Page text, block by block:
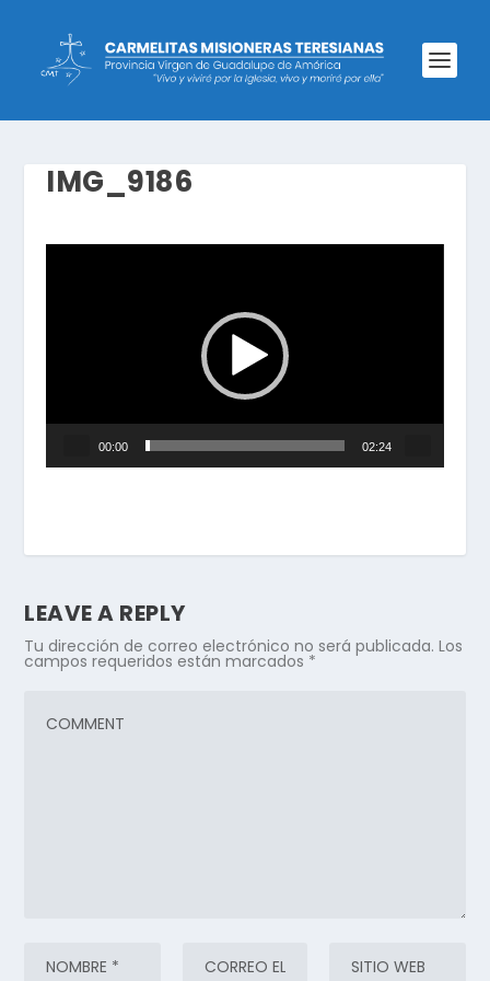
IMG_9186
00:00 02:24
LEAVE A REPLY
Tu dirección de correo electrónico no será publicada. Los
campos requeridos están marcados *